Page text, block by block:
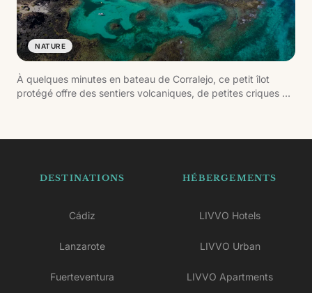
NATURE
À quelques minutes en bateau de Corralejo, ce petit îlot
protégé offre des sentiers volcaniques, de petites criques et
DESTINATIONS
Cádiz
Lanzarote
Fuerteventura
HÉBERGEMENTS
LIVVO Hotels
LIVVO Urban
LIVVO Apartments